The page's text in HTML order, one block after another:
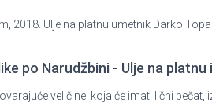
2018. Ulje na platnu umetnik Darko
po Narudžbini - Ulje na platnu
veličine, koja će imati lični